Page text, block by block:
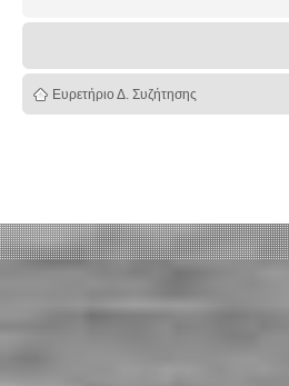
Ευρετήριο Δ. Συζήτησης